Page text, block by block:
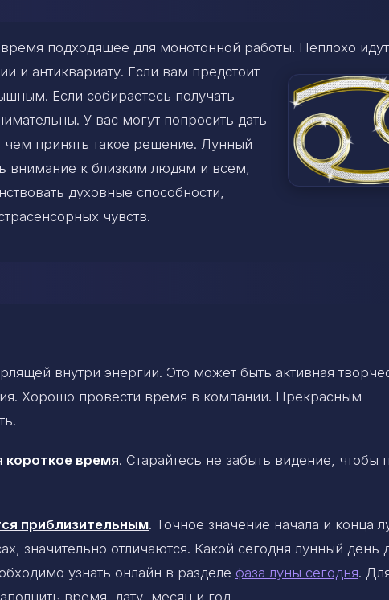
подходящее для монотонной работы. Неплохо
и антиквариату. Если вам предстоит
Если собираетесь получать
У вас могут попросить дать
принять такое решение. Лунный
внимание к близким людям и всем,
духовные способности,
чувств.
внутри энергии. Это может быть активная
Хорошо провести время в компании. Прекрасным
короткое время. Старайтесь не забыть видение, чтобы
приблизительным. Точное значение начала и конца
значительно отличаются. Какой сегодня лунный день
узнать онлайн в разделе фаза луны сегодня.
время, дату, месяц и год.